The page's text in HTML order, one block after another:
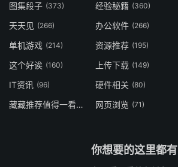
图集段子 (373) 经验秘籍 (360)
天天见 (266) 办公软件 (266)
单机游戏 (214) 资源推荐 (195)
这个好诶 (160) 上传下载 (149)
IT资讯 (96) 硬件相关 (80)
藏藏推荐值得一看(73) 网页浏览 (71)
你想要的这里都有